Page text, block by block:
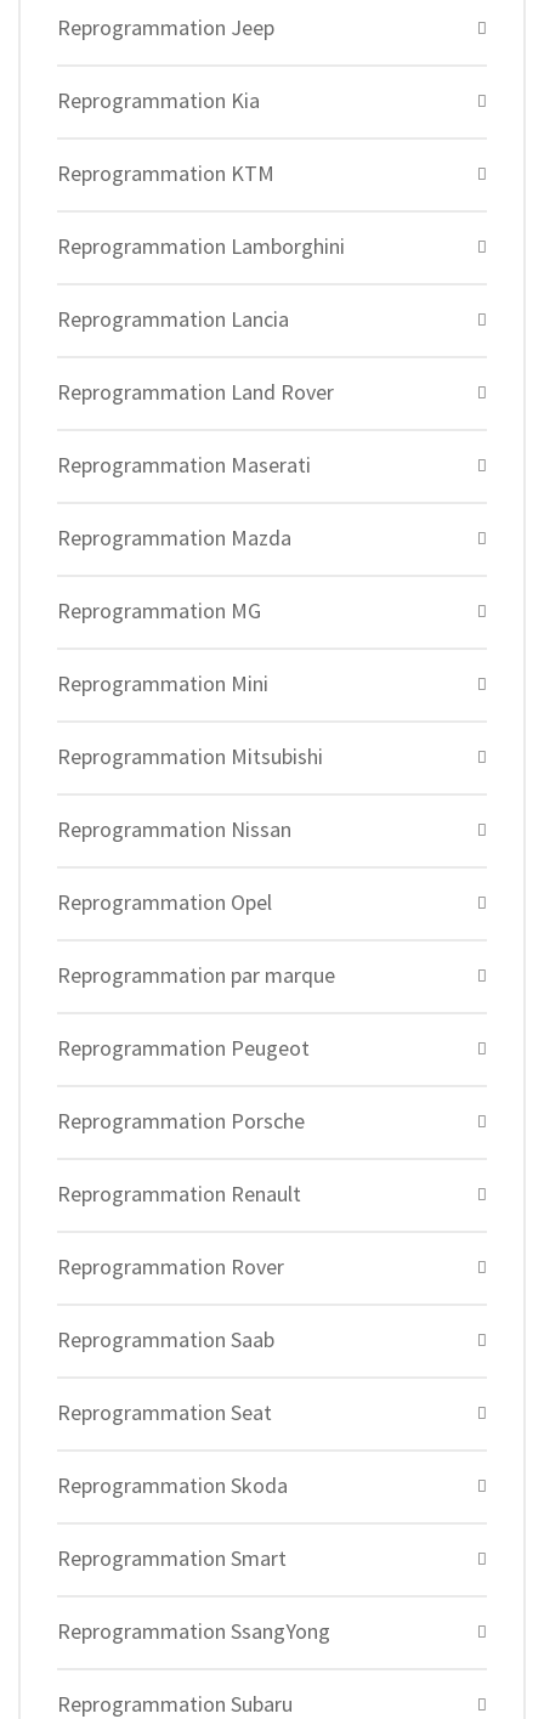
Reprogrammation Jeep
Reprogrammation Kia
Reprogrammation KTM
Reprogrammation Lamborghini
Reprogrammation Lancia
Reprogrammation Land Rover
Reprogrammation Maserati
Reprogrammation Mazda
Reprogrammation MG
Reprogrammation Mini
Reprogrammation Mitsubishi
Reprogrammation Nissan
Reprogrammation Opel
Reprogrammation par marque
Reprogrammation Peugeot
Reprogrammation Porsche
Reprogrammation Renault
Reprogrammation Rover
Reprogrammation Saab
Reprogrammation Seat
Reprogrammation Skoda
Reprogrammation Smart
Reprogrammation SsangYong
Reprogrammation Subaru